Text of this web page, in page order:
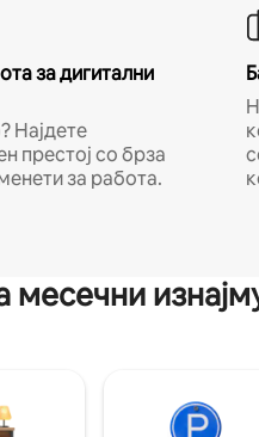
за дигитални
Најдете
престој со брза
за работа.
месечни